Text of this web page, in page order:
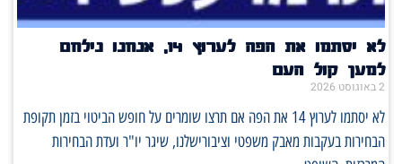
לא יסתמו את הפה לערוץ 14, אנחנו נילחם
למען קול העם
2 באוגוסט 2026
לא יסתמו לערוץ 14 את הפה אם תרצו שומרים על חופש הביטוי בזמן תקופת
הבחירות בעקבות מאבק משפטי וציבורישלנו, שיגר יו"ר ועדת הבחירות